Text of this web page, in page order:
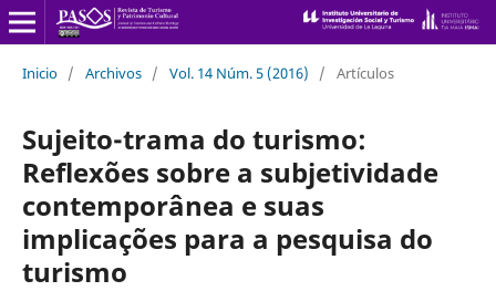
Inicio / Archivos / Vol. 14 Núm. 5 (2016) / Artículos
Sujeito-trama do turismo:
Reflexões sobre a subjetividade
contemporânea e suas
implicações para a pesquisa do
turismo